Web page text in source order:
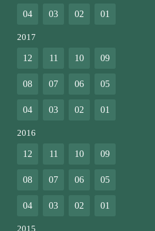
04 03 02 01
2017
12 11 10 09
08 07 06 05
04 03 02 01
2016
12 11 10 09
08 07 06 05
04 03 02 01
2015